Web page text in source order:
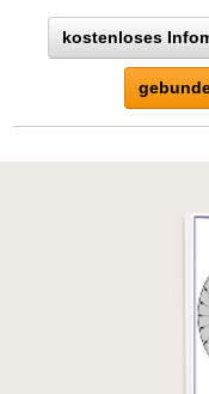
kostenloses